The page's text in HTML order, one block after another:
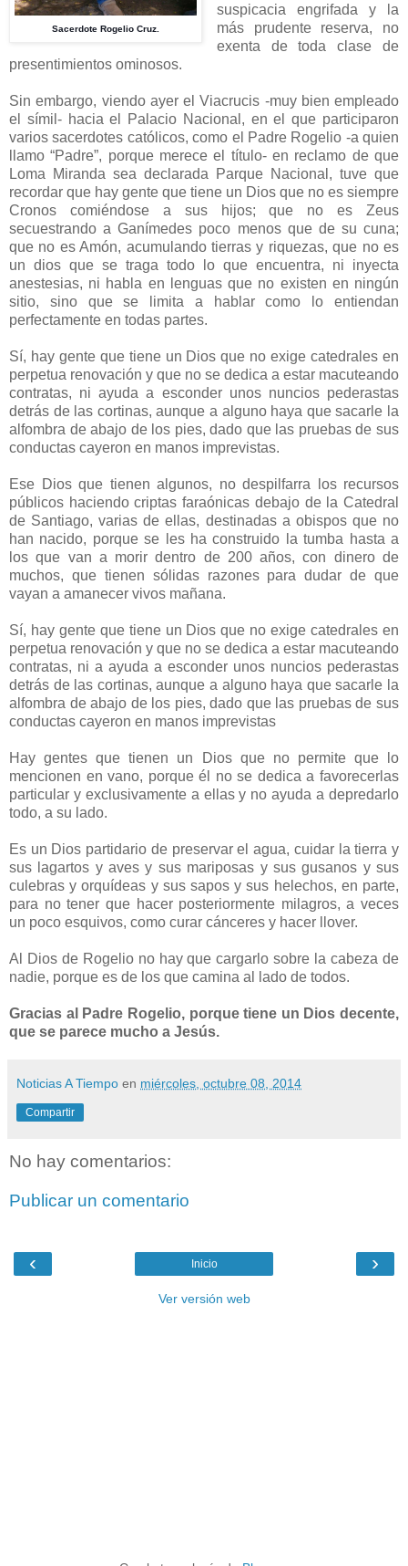
Sacerdote Rogelio Cruz.
suspicacia engrifada y la
más prudente reserva, no
exenta de toda clase de
presentimientos ominosos.
Sin embargo, viendo ayer el Viacrucis -muy bien empleado
el símil- hacia el Palacio Nacional, en el que participaron
varios sacerdotes católicos, como el Padre Rogelio -a quien
llamo “Padre”, porque merece el título- en reclamo de que
Loma Miranda sea declarada Parque Nacional, tuve que
recordar que hay gente que tiene un Dios que no es siempre
Cronos comiéndose a sus hijos; que no es Zeus
secuestrando a Ganímedes poco menos que de su cuna;
que no es Amón, acumulando tierras y riquezas, que no es
un dios que se traga todo lo que encuentra, ni inyecta
anestesias, ni habla en lenguas que no existen en ningún
sitio, sino que se limita a hablar como lo entiendan
perfectamente en todas partes.
Sí, hay gente que tiene un Dios que no exige catedrales en
perpetua renovación y que no se dedica a estar macuteando
contratas, ni ayuda a esconder unos nuncios pederastas
detrás de las cortinas, aunque a alguno haya que sacarle la
alfombra de abajo de los pies, dado que las pruebas de sus
conductas cayeron en manos imprevistas.
Ese Dios que tienen algunos, no despilfarra los recursos
públicos haciendo criptas faraónicas debajo de la Catedral
de Santiago, varias de ellas, destinadas a obispos que no
han nacido, porque se les ha construido la tumba hasta a
los que van a morir dentro de 200 años, con dinero de
muchos, que tienen sólidas razones para dudar de que
vayan a amanecer vivos mañana.
Sí, hay gente que tiene un Dios que no exige catedrales en
perpetua renovación y que no se dedica a estar macuteando
contratas, ni a ayuda a esconder unos nuncios pederastas
detrás de las cortinas, aunque a alguno haya que sacarle la
alfombra de abajo de los pies, dado que las pruebas de sus
conductas cayeron en manos imprevistas
Hay gentes que tienen un Dios que no permite que lo
mencionen en vano, porque él no se dedica a favorecerlas
particular y exclusivamente a ellas y no ayuda a depredarlo
todo, a su lado.
Es un Dios partidario de preservar el agua, cuidar la tierra y
sus lagartos y aves y sus mariposas y sus gusanos y sus
culebras y orquídeas y sus sapos y sus helechos, en parte,
para no tener que hacer posteriormente milagros, a veces
un poco esquivos, como curar cánceres y hacer llover.
Al Dios de Rogelio no hay que cargarlo sobre la cabeza de
nadie, porque es de los que camina al lado de todos.
Gracias al Padre Rogelio, porque tiene un Dios decente,
que se parece mucho a Jesús.
Noticias A Tiempo en miércoles, octubre 08, 2014
Compartir
No hay comentarios:
Publicar un comentario
‹ ›
Inicio
Ver versión web